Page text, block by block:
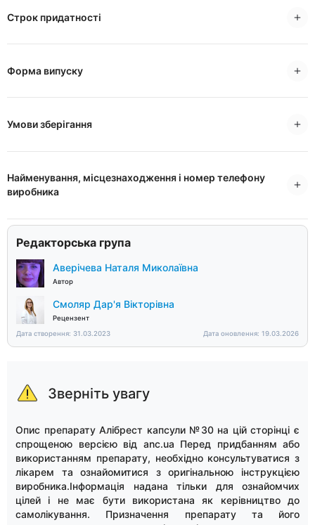
Строк придатності
Форма випуску
Умови зберігання
Найменування, місцезнаходження і номер телефону
виробника
Редакторська група
Аверічева Наталя Миколаївна
Автор
Смоляр Дар'я Вікторівна
Рецензент
Дата створення: 31.03.2023
Дата оновлення: 19.03.2026
Зверніть увагу
Опис препарату Алібрест капсули №30 на цій сторінці є
спрощеною версією від anc.ua Перед придбанням або
використанням препарату, необхідно консультуватися з
лікарем та ознайомитися з оригінальною інструкцією
виробника.Інформація надана тільки для ознайомчих
цілей і не має бути використана як керівництво до
самолікування. Призначення препарату та його